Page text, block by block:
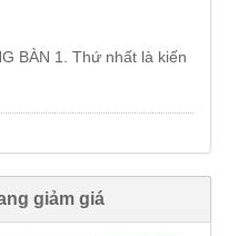
BÀN 1. Thứ nhất là kiến
giảm giá